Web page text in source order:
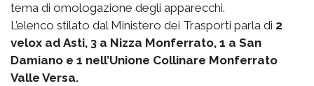
tema di omologazione degli apparecchi.
L’elenco stilato dal Ministero dei Trasporti parla di 2
velox ad Asti, 3 a Nizza Monferrato, 1 a San
Damiano e 1 nell’Unione Collinare Monferrato
Valle Versa.